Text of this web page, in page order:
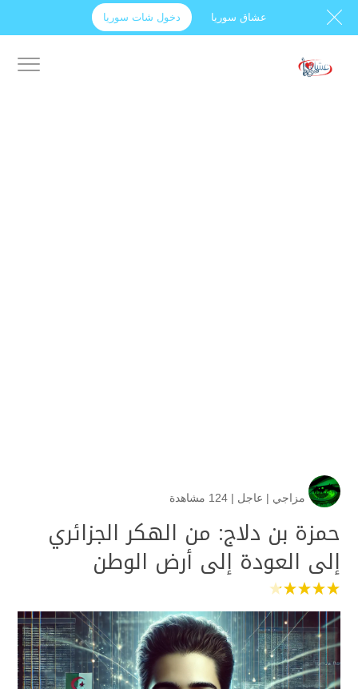
عشاق سوريا دخول شات سوريا
مزاجي | عاجل | 124 مشاهدة
حمزة بن دلاج: من الهكر الجزائري
إلى العودة إلى أرض الوطن